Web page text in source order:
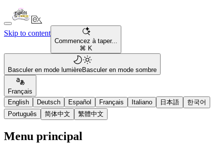
Skip to content
Commencez à taper...
⌘ K
Basculer en mode lumièreBasculer en mode sombre
Français
English
Deutsch Español Français Italiano 日本語
한국어
Português
简体中文 繁體中文
Menu principal